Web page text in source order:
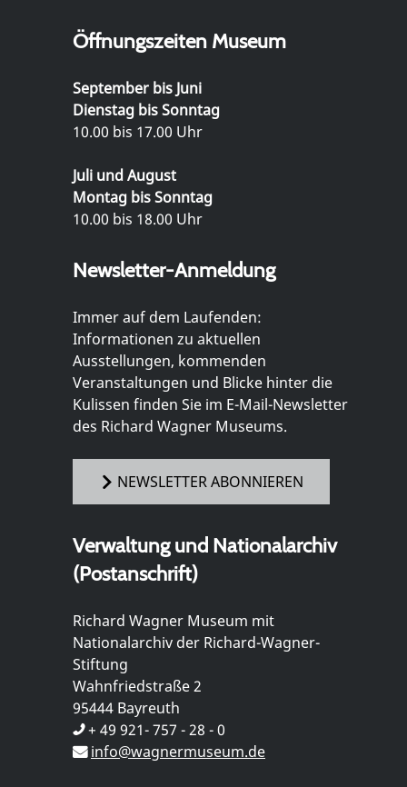
Öffnungszeiten Museum
September bis Juni
Dienstag bis Sonntag
10.00 bis 17.00 Uhr
Juli und August
Montag bis Sonntag
10.00 bis 18.00 Uhr
Newsletter-Anmeldung
Immer auf dem Laufenden:
Informationen zu aktuellen
Ausstellungen, kommenden
Veranstaltungen und Blicke hinter die
Kulissen finden Sie im E-Mail-Newsletter
des Richard Wagner Museums.
NEWSLETTER ABONNIEREN
Verwaltung und Nationalarchiv
(Postanschrift)
Richard Wagner Museum mit
Nationalarchiv der Richard-Wagner-
Stiftung
Wahnfriedstraße 2
95444 Bayreuth
+ 49 921- 757 - 28 - 0
info@wagnermuseum.de